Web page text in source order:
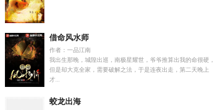
借命风水师
作者：一品江南
我出生那晚，城隍出巡，南极星耀世，爷爷推算出我的命很硬，
但是却大克全家，需要破解之法，于是连夜出走，第二天晚上
才...
蛟龙出海